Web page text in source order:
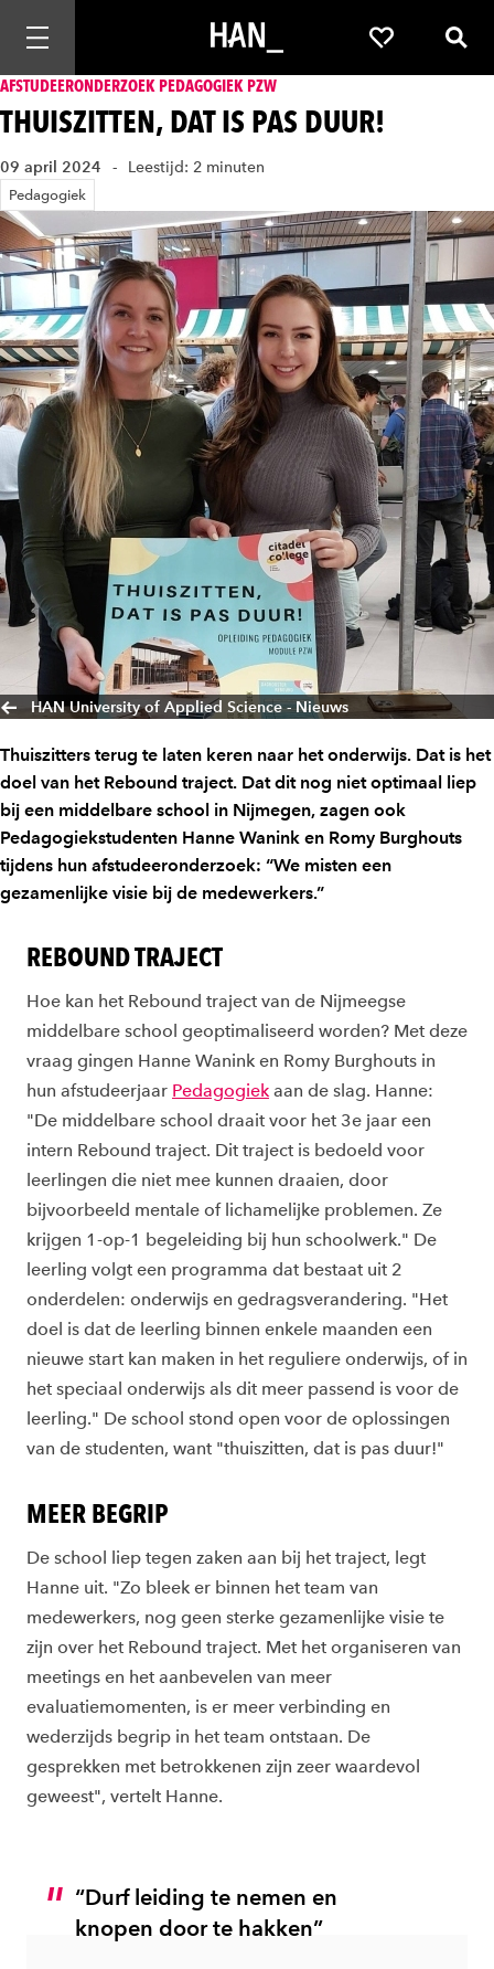
Mobiele navigatie openen Favorieten
AFSTUDEERONDERZOEK PEDAGOGIEK PZW
THUISZITTEN, DAT IS PAS DUUR!
09 april 2024 Leestijd: 2 minuten
Pedagogiek
HAN University of Applied Science - Nieuws
Thuiszitters terug te laten keren naar het onderwijs. Dat is het
doel van het Rebound traject. Dat dit nog niet optimaal liep
bij een middelbare school in Nijmegen, zagen ook
Pedagogiekstudenten Hanne Wanink en Romy Burghouts
tijdens hun afstudeeronderzoek: “We misten een
gezamenlijke visie bij de medewerkers.”
REBOUND TRAJECT
Hoe kan het Rebound traject van de Nijmeegse
middelbare school geoptimaliseerd worden? Met deze
vraag gingen Hanne Wanink en Romy Burghouts in
hun afstudeerjaar Pedagogiek aan de slag. Hanne:
"De middelbare school draait voor het 3e jaar een
intern Rebound traject. Dit traject is bedoeld voor
leerlingen die niet mee kunnen draaien, door
bijvoorbeeld mentale of lichamelijke problemen. Ze
krijgen 1-op-1 begeleiding bij hun schoolwerk." De
leerling volgt een programma dat bestaat uit 2
onderdelen: onderwijs en gedragsverandering. "Het
doel is dat de leerling binnen enkele maanden een
nieuwe start kan maken in het reguliere onderwijs, of in
het speciaal onderwijs als dit meer passend is voor de
leerling." De school stond open voor de oplossingen
van de studenten, want "thuiszitten, dat is pas duur!" ​
MEER BEGRIP
De school liep tegen zaken aan bij het traject, legt
Hanne uit. "Zo bleek er binnen het team van
medewerkers, nog geen sterke gezamenlijke visie te
zijn over het Rebound traject. Met het organiseren van
meetings en het aanbevelen van meer
evaluatiemomenten, is er meer verbinding en
wederzijds begrip in het team ontstaan. De
gesprekken met betrokkenen zijn zeer waardevol
geweest", vertelt Hanne. ​
“Durf leiding te nemen en
knopen door te hakken”